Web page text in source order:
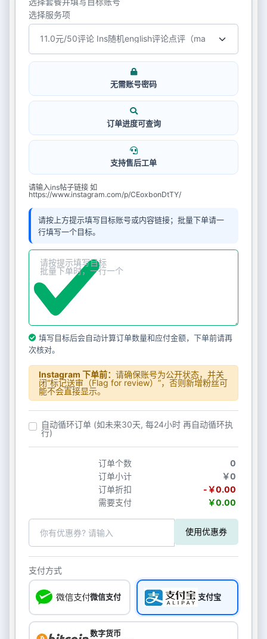
选择服务项
无需账号密码
订单进度可查询
支持售后工单
请输入ins帖子链接 如
https://www.instagram.com/p/CEoxbonDtTY/
请按上方提示填写目标账号或内容链接；批量下单请一
行填写一个目标。
填写目标后会自动计算订单数量和应付金额，下单前请再
次核对。
Instagram 下单前： 请确保账号为公开状态，并关
闭“标记送审（Flag for review）”，否则新增粉丝可
能不会直接显示。
自动循环订单 (如未来30天, 每24小时 再自动循环执
行)
订单个数
0
订单小计
￥0
订单折扣
-￥0.00
需要支付
￥0.00
使用优惠券
支付方式
微信支付 支付宝
数字货币